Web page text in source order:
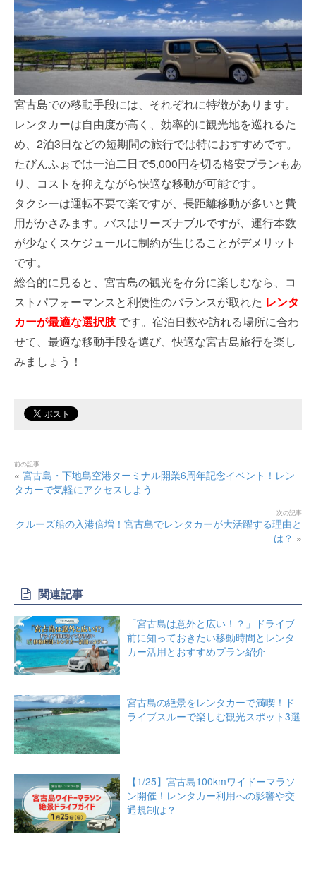
宮古島での移動手段には、それぞれに特徴があります。
レンタカーは自由度が高く、効率的に観光地を巡れるた
め、2泊3日などの短期間の旅行では特におすすめです。
たびんふぉでは一泊二日で5,000円を切る格安プランもあ
り、コストを抑えながら快適な移動が可能です。
タクシーは運転不要で楽ですが、長距離移動が多いと費
用がかさみます。バスはリーズナブルですが、運行本数
が少なくスケジュールに制約が生じることがデメリット
です。
総合的に見ると、宮古島の観光を存分に楽しむなら、コ
ストパフォーマンスと利便性のバランスが取れた レンタ
カーが最適な選択肢 です。宿泊日数や訪れる場所に合わ
せて、最適な移動手段を選び、快適な宮古島旅行を楽し
みましょう！
« 宮古島・下地島空港ターミナル開業6周年記念イベント！レン
タカーで気軽にアクセスしよう
クルーズ船の入港倍増！宮古島でレンタカーが大活躍する理由と
は？ »
関連記事
「宮古島は意外と広い！？」ドライブ
前に知っておきたい移動時間とレンタ
カー活用とおすすめプラン紹介
宮古島の絶景をレンタカーで満喫！ド
ライブスルーで楽しむ観光スポット3選
【1/25】宮古島100kmワイドーマラソ
ン開催！レンタカー利用への影響や交
通規制は？